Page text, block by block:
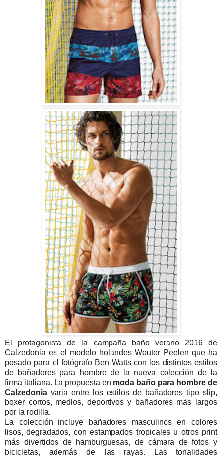
El protagonista de la campaña baño verano 2016 de
Calzedonia es el modelo holandes Wouter Peelen que ha
posado para el fotógrafo Ben Watts con los distintos estilos
de bañadores para hombre de la nueva colección de la
firma italiana. La propuesta en moda baño para hombre de
Calzedonia varia entre los estilos de bañadores tipo slip,
boxer cortos, medios, deportivos y bañadores más largos
por la rodilla.
La colección incluye bañadores masculinos en colores
lisos, degradados, con estampados tropicales u otros print
más divertidos de hamburguesas, de cámara de fotos y
bicicletas, además de las rayas. Las tonalidades